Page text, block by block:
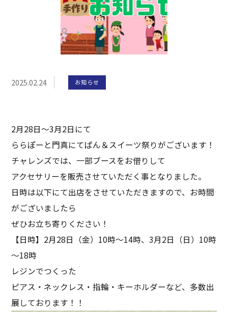
2025.02.24 お知らせ
2月28日～3月2日にて
ららぽーと門真にてぱん＆スイーツ祭りがございます！
チャレンズでは、一部ブースをお借りして
アクセサリーを販売させていただく事となりました。
日時は以下にて出店をさせていただきますので、お時間
がございましたら
ぜひお立ち寄りください！
【日時】2月28日（金）10時～14時、3月2日（日）10時
～18時
レジンでつくった
ピアス・ネックレス・指輪・キーホルダーなど、多数出
展しております！！